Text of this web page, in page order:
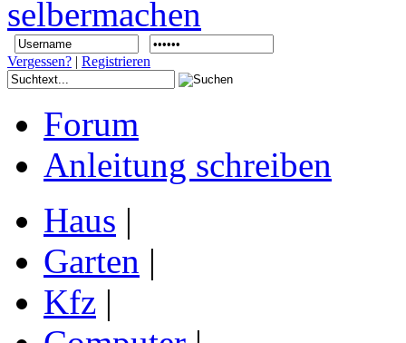
Vergessen? | Registrieren
Forum
Anleitung schreiben
Haus |
Garten |
Kfz |